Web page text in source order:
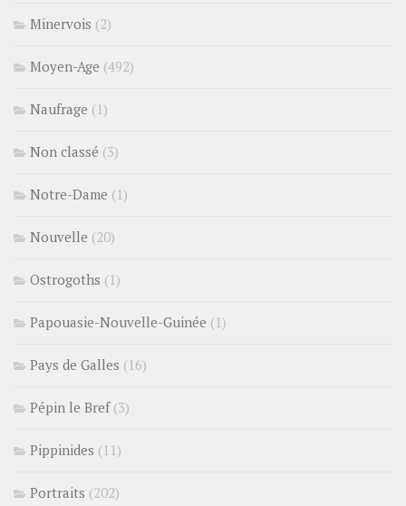
Minervois (2)
Moyen-Age (492)
Naufrage (1)
Non classé (3)
Notre-Dame (1)
Nouvelle (20)
Ostrogoths (1)
Papouasie-Nouvelle-Guinée (1)
Pays de Galles (16)
Pépin le Bref(3)
Pippinides (11)
Portraits (202)